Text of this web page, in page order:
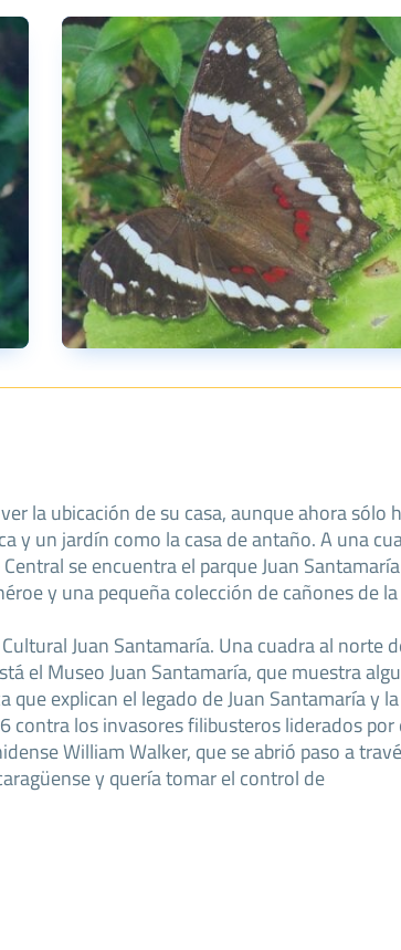
la ubicación de su casa, aunque ahora sólo
y un jardín como la casa de antaño. A una
se encuentra el parque Juan
y una pequeña colección de cañones de la
Juan Santamaría. Una cuadra al norte
el Museo Juan Santamaría, que muestra
que explican el legado de Juan Santamaría y la
contra los invasores filibusteros liderados por
William Walker, que se abrió paso a
y quería tomar el control de